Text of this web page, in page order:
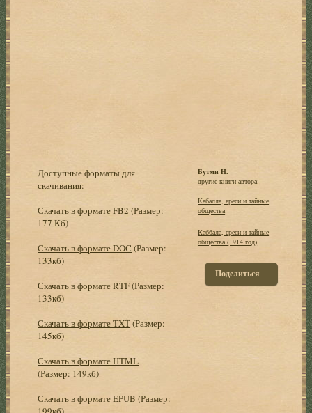
Доступные форматы для
скачивания:
Скачать в формате FB2 (Размер:
177 Кб)
Скачать в формате DOC (Размер:
133кб)
Скачать в формате RTF(Размер:
133кб)
Скачать в формате TXT(Размер:
145кб)
Скачать в формате HTML
(Размер: 149кб)
Скачать в формате EPUB (Размер:
Бутми Н.
другие книги автора:
Кабалла, ереси и тайные
общества
Каббала, ереси и тайные
общества.(1914 год)
Поделиться